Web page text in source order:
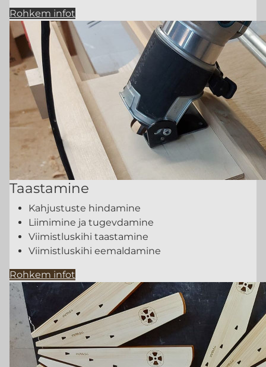
Rohkem infot
Taastamine
Kahjustuste hindamine
Liimimine ja tugevdamine
Viimistluskihi taastamine
Viimistluskihi eemaldamine
Rohkem infot